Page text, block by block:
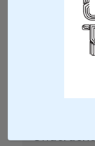
provincie
deze
van het